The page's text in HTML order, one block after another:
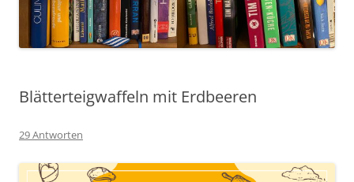
Blätterteigwaffeln mit Erdbeeren
29 Antworten